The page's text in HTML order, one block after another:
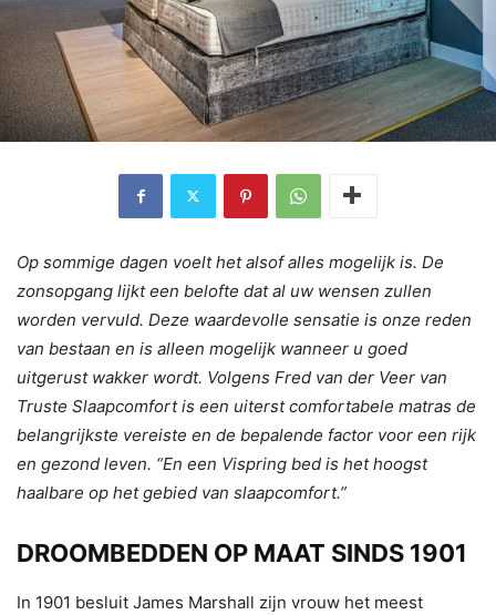
Op sommige dagen voelt het alsof alles mogelijk is. De
zonsopgang lijkt een belofte dat al uw wensen zullen
worden vervuld. Deze waardevolle sensatie is onze reden
van bestaan en is alleen mogelijk wanneer u goed
uitgerust wakker wordt. Volgens Fred van der Veer van
Truste Slaapcomfort is een uiterst comfortabele matras de
belangrijkste vereiste en de bepalende factor voor een rijk
en gezond leven. “En een Vispring bed is het hoogst
haalbare op het gebied van slaapcomfort.”
DROOMBEDDEN OP MAAT SINDS 1901
In 1901 besluit James Marshall zijn vrouw het meest